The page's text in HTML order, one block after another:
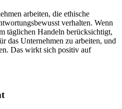
arbeiten, die ethische
verhalten. Wenn
täglichen Handeln berücksichtigt,
das Unternehmen zu arbeiten, und
Das wirkt sich positiv auf